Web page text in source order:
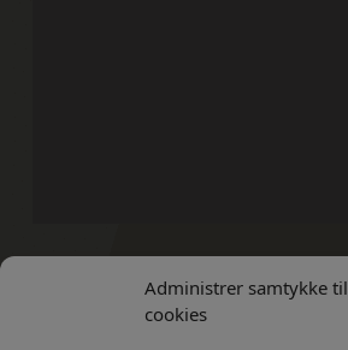
Administrer samtykke til
cookies
Kontakt